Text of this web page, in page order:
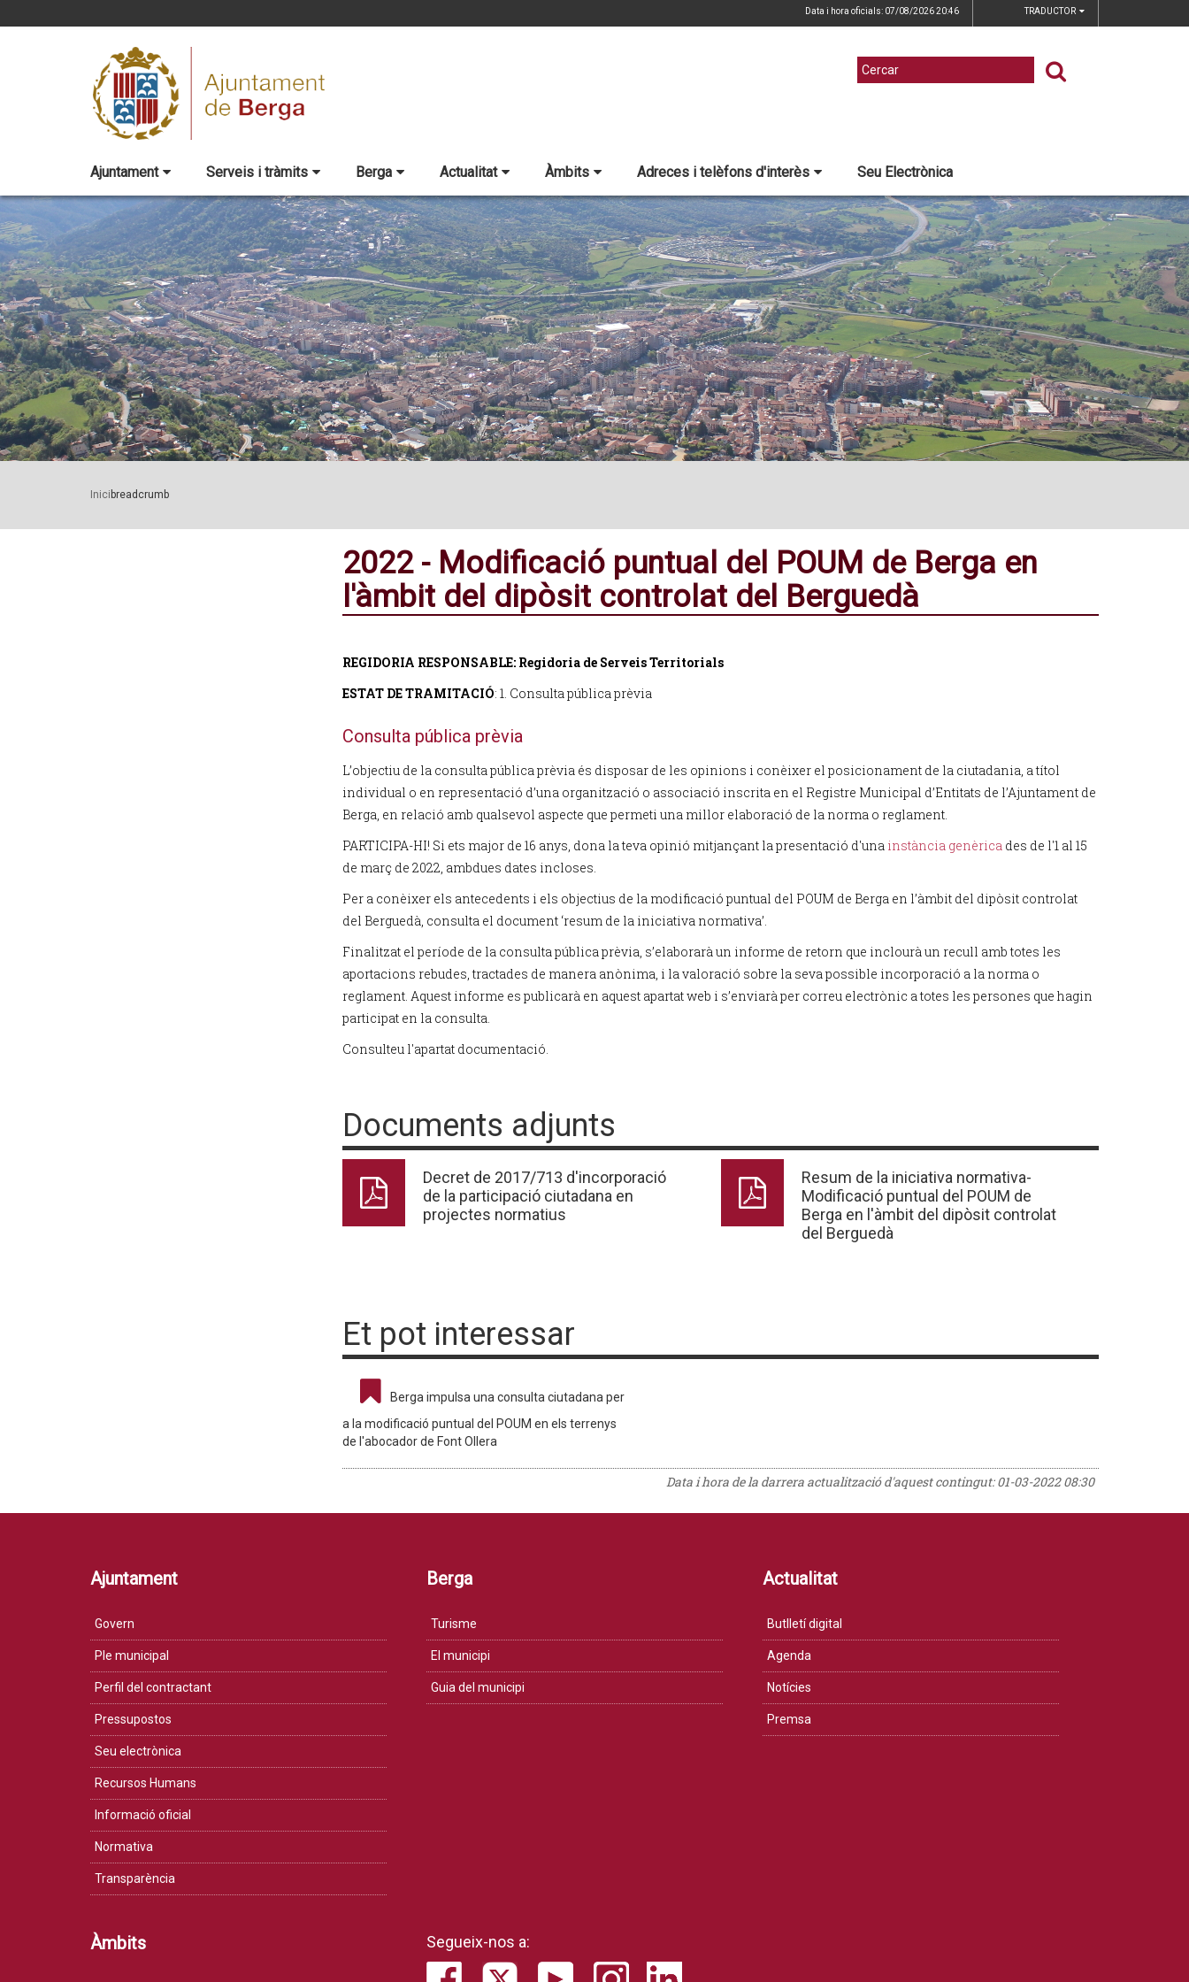
Data i hora oficials: 07/08/202620:46 TRADUCTOR
Ajuntament Serveis i tràmits Berga Actualitat Àmbits Adreces i telèfons d'interès Seu Electrònica
Inici breadcrumb
2022 - Modificació puntual del POUM de Berga en
l'àmbit del dipòsit controlat del Berguedà
REGIDORIA RESPONSABLE: Regidoria de Serveis Territorials
ESTAT DE TRAMITACIÓ: 1. Consulta pública prèvia
Consulta pública prèvia
L’objectiu de la consulta pública prèvia és disposar de les opinions i conèixer el posicionament de la ciutadania, a títol
individual o en representació d’una organització o associació inscrita en el Registre Municipal d’Entitats de l’Ajuntament de
Berga, en relació amb qualsevol aspecte que permeti una millor elaboració de la norma o reglament.
PARTICIPA-HI! Si ets major de 16 anys, dona la teva opinió mitjançant la presentació d'una instància genèrica des de l'1 al 15
de març de 2022, ambdues dates incloses.
Per a conèixer els antecedents i els objectius de la modificació puntual del POUM de Berga en l’àmbit del dipòsit controlat
del Berguedà, consulta el document ‘resum de la iniciativa normativa’.
Finalitzat el període de la consulta pública prèvia, s’elaborarà un informe de retorn que inclourà un recull amb totes les
aportacions rebudes, tractades de manera anònima, i la valoració sobre la seva possible incorporació a la norma o
reglament. Aquest informe es publicarà en aquest apartat web i s’enviarà per correu electrònic a totes les persones que hagin
participat en la consulta.
Consulteu l'apartat documentació.
Documents adjunts
Decret de 2017/713 d'incorporació
de la participació ciutadana en
projectes normatius
Resum de la iniciativa normativa-
Modificació puntual del POUM de
Berga en l'àmbit del dipòsit controlat
del Berguedà
Et pot interessar
Berga impulsa una consulta ciutadana per
a la modificació puntual del POUM en els terrenys
de l'abocador de Font Ollera
Data i hora de la darrera actualització d'aquest contingut:01-03-2022 08:30
Ajuntament
Govern
Ple municipal
Perfil del contractant
Pressupostos
Seu electrònica
Recursos Humans
Informació oficial
Normativa
Transparència
Berga
Turisme
El municipi
Guia del municipi
Actualitat
Butlletí digital
Agenda
Notícies
Premsa
Àmbits Segueix-nos a: